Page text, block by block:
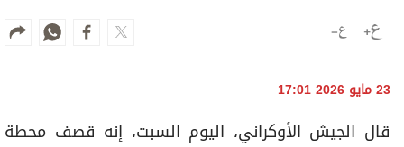
23 مايو 2026 17:01
قال الجيش الأوكراني، اليوم السبت، إنه ⁠قصف محطة